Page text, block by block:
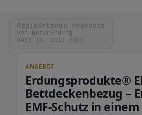
RegioOrtenau Angebote
von NaturErdung
seit 16. Juli 2025
ANGEBOT
Erdungsprodukte®
Bettdeckenbezug –
EMF-Schutz in einem